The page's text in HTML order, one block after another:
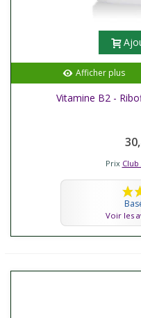
Afficher plus
Vitamine B2 -
Prix Club
Voir les